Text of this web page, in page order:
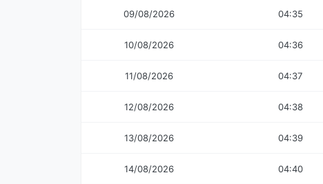
09/08/2026 04:35
10/08/2026 04:36
11/08/2026 04:37
12/08/2026 04:38
13/08/2026 04:39
14/08/2026 04:40